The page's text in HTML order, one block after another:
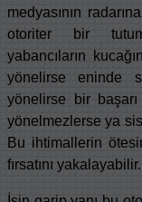
medyasının
otoriter bir tutum
yabancıların
yönelirse eninde
yönelirse bir
yönelmezlerse ya
Bu ihtimallerin
fırsatını yakalayabilir.